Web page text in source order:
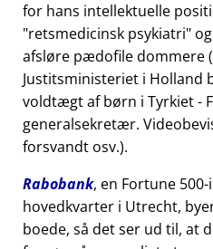
for hans intellektuelle
retsmedicinsk psykiatri
afsløre pædofile dommere
Justitsministeriet i Holland
voldtægt af børn i Tyrkiet -
generalsekretær.
forsvandt osv.).
Rabobank, en Fortune
hovedkvarter i Utrecht,
boede, så det ser ud til, at